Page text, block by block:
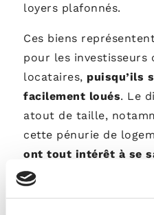
loyers plafonnés.
Ces biens
pour les investisseurs
locataires, puisqu’ils
facilement loués. Le
atout de taille,
cette pénurie de
ont tout intérêt à se
opportunité avant